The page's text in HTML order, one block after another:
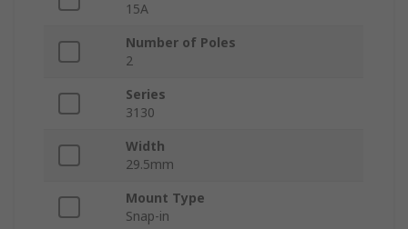
15A
Number of Poles
2
Series
3130
Width
29.5mm
Mount Type
Snap-in